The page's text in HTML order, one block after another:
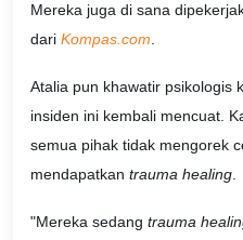
Mereka juga di sana
dari Kompas.com
Atalia pun khawatir psikologis
insiden ini kembali mencuat.
semua pihak tidak mengorek
mendapatkan trauma healing
"Mereka sedang trauma